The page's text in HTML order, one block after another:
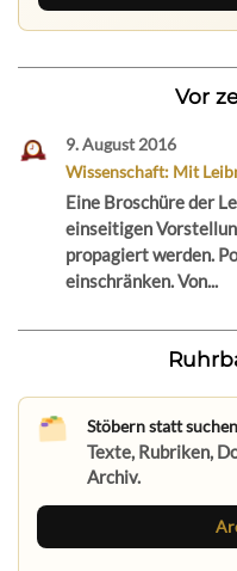
Vor
9. August 2016
Wissenschaft: Mit
Eine Broschüre der
einseitigen
propagiert werden.
einschränken. Von...
Stöbern statt suchen
Texte, Rubriken,
Archiv.